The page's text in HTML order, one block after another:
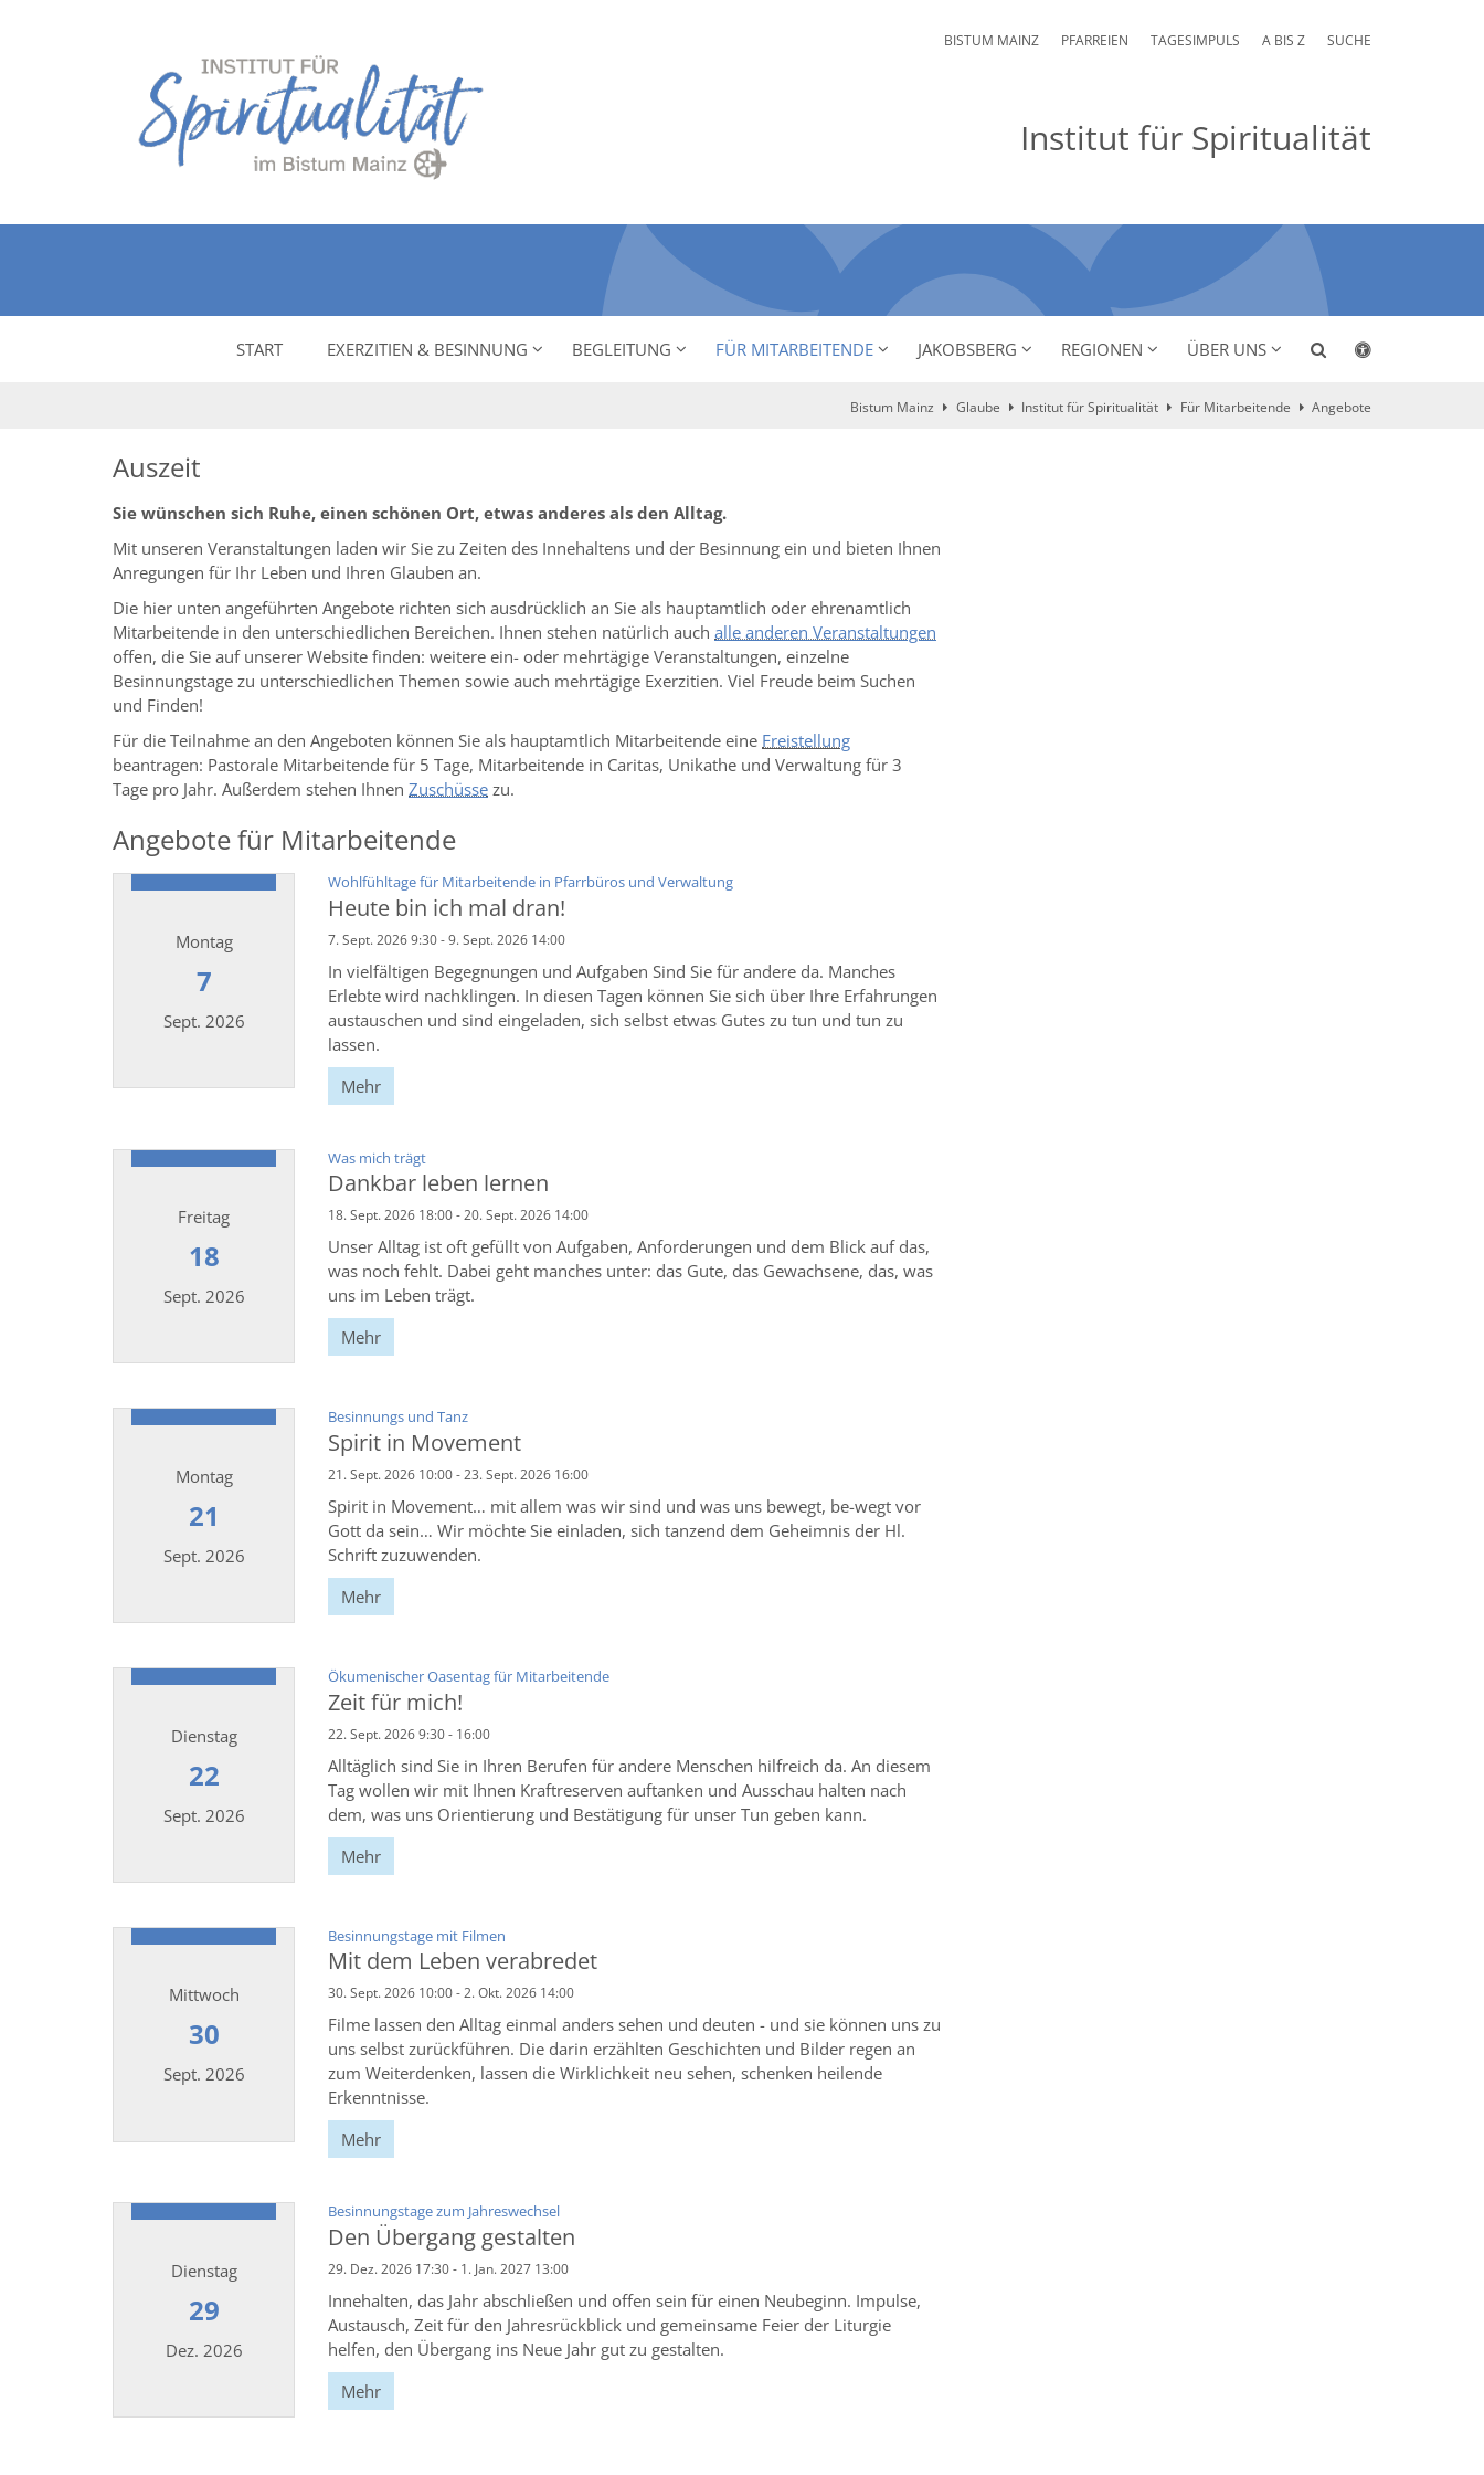
BISTUM MAINZ PFARREIEN TAGESIMPULS A BIS Z SUCHE
Institut für Spiritualität
START EXERZITIEN & BESINNUNG BEGLEITUNG FÜR MITARBEITENDE JAKOBSBERG REGIONEN ÜBER UNS
Bistum Mainz Glaube Institut für Spiritualität Für Mitarbeitende Angebote
Auszeit
Sie wünschen sich Ruhe, einen schönen Ort, etwas anderes als den Alltag.
Mit unseren Veranstaltungen laden wir Sie zu Zeiten des Innehaltens und der Besinnung ein und bieten Ihnen
Anregungen für Ihr Leben und Ihren Glauben an.
Die hier unten angeführten Angebote richten sich ausdrücklich an Sie als hauptamtlich oder ehrenamtlich
Mitarbeitende in den unterschiedlichen Bereichen. Ihnen stehen natürlich auch alle anderen Veranstaltungen
offen, die Sie auf unserer Website finden: weitere ein- oder mehrtägige Veranstaltungen, einzelne
Besinnungstage zu unterschiedlichen Themen sowie auch mehrtägige Exerzitien. Viel Freude beim Suchen
und Finden!
Für die Teilnahme an den Angeboten können Sie als hauptamtlich Mitarbeitende eine Freistellung
beantragen: Pastorale Mitarbeitende für 5 Tage, Mitarbeitende in Caritas, Unikathe und Verwaltung für 3
Tage pro Jahr. Außerdem stehen Ihnen Zuschüsse zu.
Angebote für Mitarbeitende
Montag
7
Sept. 2026
Wohlfühltage für Mitarbeitende in Pfarrbüros und Verwaltung:
Heute bin ich mal dran!
7. Sept. 2026 9:30 - 9. Sept. 2026 14:00
In vielfältigen Begegnungen und Aufgaben Sind Sie für andere da. Manches
Erlebte wird nachklingen. In diesen Tagen können Sie sich über Ihre Erfahrungen
austauschen und sind eingeladen, sich selbst etwas Gutes zu tun und tun zu
lassen.
Mehr
Freitag
18
Sept. 2026
Was mich trägt:
Dankbar leben lernen
18. Sept. 2026 18:00 - 20. Sept. 2026 14:00
Unser Alltag ist oft gefüllt von Aufgaben, Anforderungen und dem Blick auf das,
was noch fehlt. Dabei geht manches unter: das Gute, das Gewachsene, das, was
uns im Leben trägt.
Mehr
Montag
21
Sept. 2026
Besinnungs und Tanz:
Spirit in Movement
21. Sept. 2026 10:00 - 23. Sept. 2026 16:00
Spirit in Movement… mit allem was wir sind und was uns bewegt, be-wegt vor
Gott da sein… Wir möchte Sie einladen, sich tanzend dem Geheimnis der Hl.
Schrift zuzuwenden.
Mehr
Dienstag
22
Sept. 2026
Ökumenischer Oasentag für Mitarbeitende:
Zeit für mich!
22. Sept. 2026 9:30 - 16:00
Alltäglich sind Sie in Ihren Berufen für andere Menschen hilfreich da. An diesem
Tag wollen wir mit Ihnen Kraftreserven auftanken und Ausschau halten nach
dem, was uns Orientierung und Bestätigung für unser Tun geben kann.
Mehr
Mittwoch
30
Sept. 2026
Besinnungstage mit Filmen
Mit dem Leben verabredet
30. Sept. 2026 10:00 - 2. Okt. 2026 14:00
Filme lassen den Alltag einmal anders sehen und deuten - und sie können uns zu
uns selbst zurückführen. Die darin erzählten Geschichten und Bilder regen an
zum Weiterdenken, lassen die Wirklichkeit neu sehen, schenken heilende
Erkenntnisse.
Mehr
Dienstag
29
Dez. 2026
Besinnungstage zum Jahreswechsel:
Den Übergang gestalten
29. Dez. 2026 17:30 - 1. Jan. 2027 13:00
Innehalten, das Jahr abschließen und offen sein für einen Neubeginn. Impulse,
Austausch, Zeit für den Jahresrückblick und gemeinsame Feier der Liturgie
helfen, den Übergang ins Neue Jahr gut zu gestalten.
Mehr